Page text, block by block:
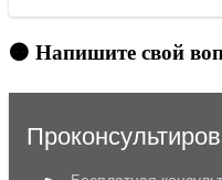
🟠 Напишите свой